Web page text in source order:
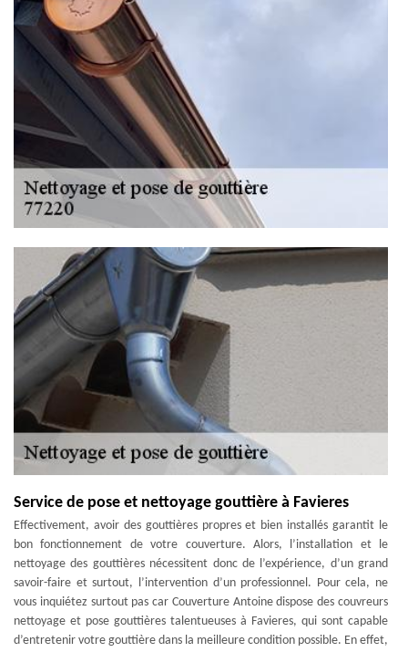
Service de pose et nettoyage gouttière à Favieres
Effectivement, avoir des gouttières propres et bien installés garantit le
bon fonctionnement de votre couverture. Alors, l’installation et le
nettoyage des gouttières nécessitent donc de l’expérience, d’un grand
savoir-faire et surtout, l’intervention d’un professionnel. Pour cela, ne
vous inquiétez surtout pas car Couverture Antoine dispose des couvreurs
nettoyage et pose gouttières talentueuses à Favieres, qui sont capable
d’entretenir votre gouttière dans la meilleure condition possible. En effet,